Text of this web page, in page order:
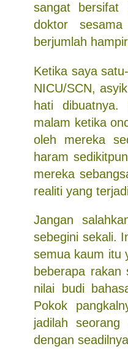
sangat bersifat
doktor
berjumlah
Ketika saya
NICU/SCN,
hati
malam ketika
oleh mereka
haram
mereka
realiti yang
Jangan
sebegini sekali.
semua kaum itu
beberapa
nilai budi
Pokok
jadilah
dengan